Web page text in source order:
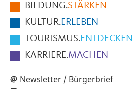
SeiteBILDUNG.STÄRKEN
KULTUR.ERLEBEN
TOURISMUS.ENTDECKEN
KARRIERE.MACHEN
Newsletter / Bürgerbrief